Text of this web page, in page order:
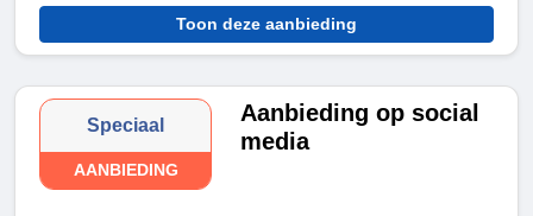
Toon deze aanbieding
Speciaal
AANBIEDING
Aanbieding op social
media